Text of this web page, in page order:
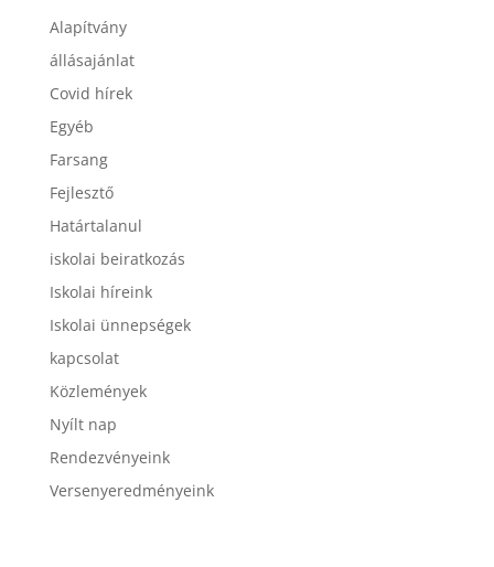
Alapítvány
állásajánlat
Covid hírek
Egyéb
Farsang
Fejlesztő
Határtalanul
iskolai beiratkozás
Iskolai híreink
Iskolai ünnepségek
kapcsolat
Közlemények
Nyílt nap
Rendezvényeink
Versenyeredményeink